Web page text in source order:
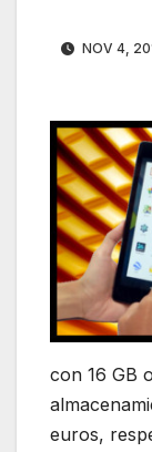
NOV 4,
con 16 GB
euros,